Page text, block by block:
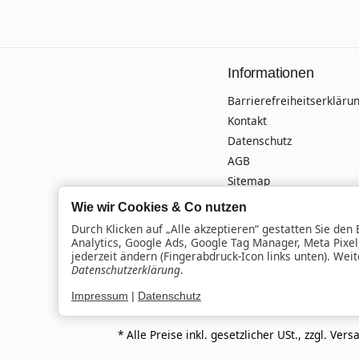
Informationen
Kontakt
Datenschutz
AGB
Sitemap
Versandinformationen
Impressum
Batteriegesetzhinweise
Widerrufsrecht
*Alle Preise inkl. gesetzlicher USt., zzgl.
Wie wir Cookies & Co nutzen
Durch Klicken auf „Alle akzeptieren“ gestatten Sie
Analytics, Google Ads, Google Tag Manager, Meta
jederzeit ändern (Fingerabdruck-Icon links unten).
Datenschutzerklärung.
Impressum Datenschutz